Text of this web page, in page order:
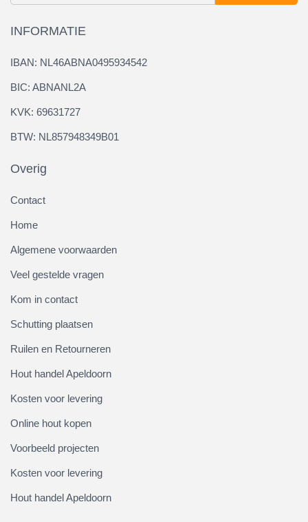
INFORMATIE
IBAN: NL46ABNA0495934542
BIC: ABNANL2A
KVK: 69631727
BTW: NL857948349B01
Overig
Contact
Home
Algemene voorwaarden
Veel gestelde vragen
Kom in contact
Schutting plaatsen
Ruilen en Retourneren
Hout handel Apeldoorn
Kosten voor levering
Online hout kopen
Voorbeeld projecten
Kosten voor levering
Hout handel Apeldoorn